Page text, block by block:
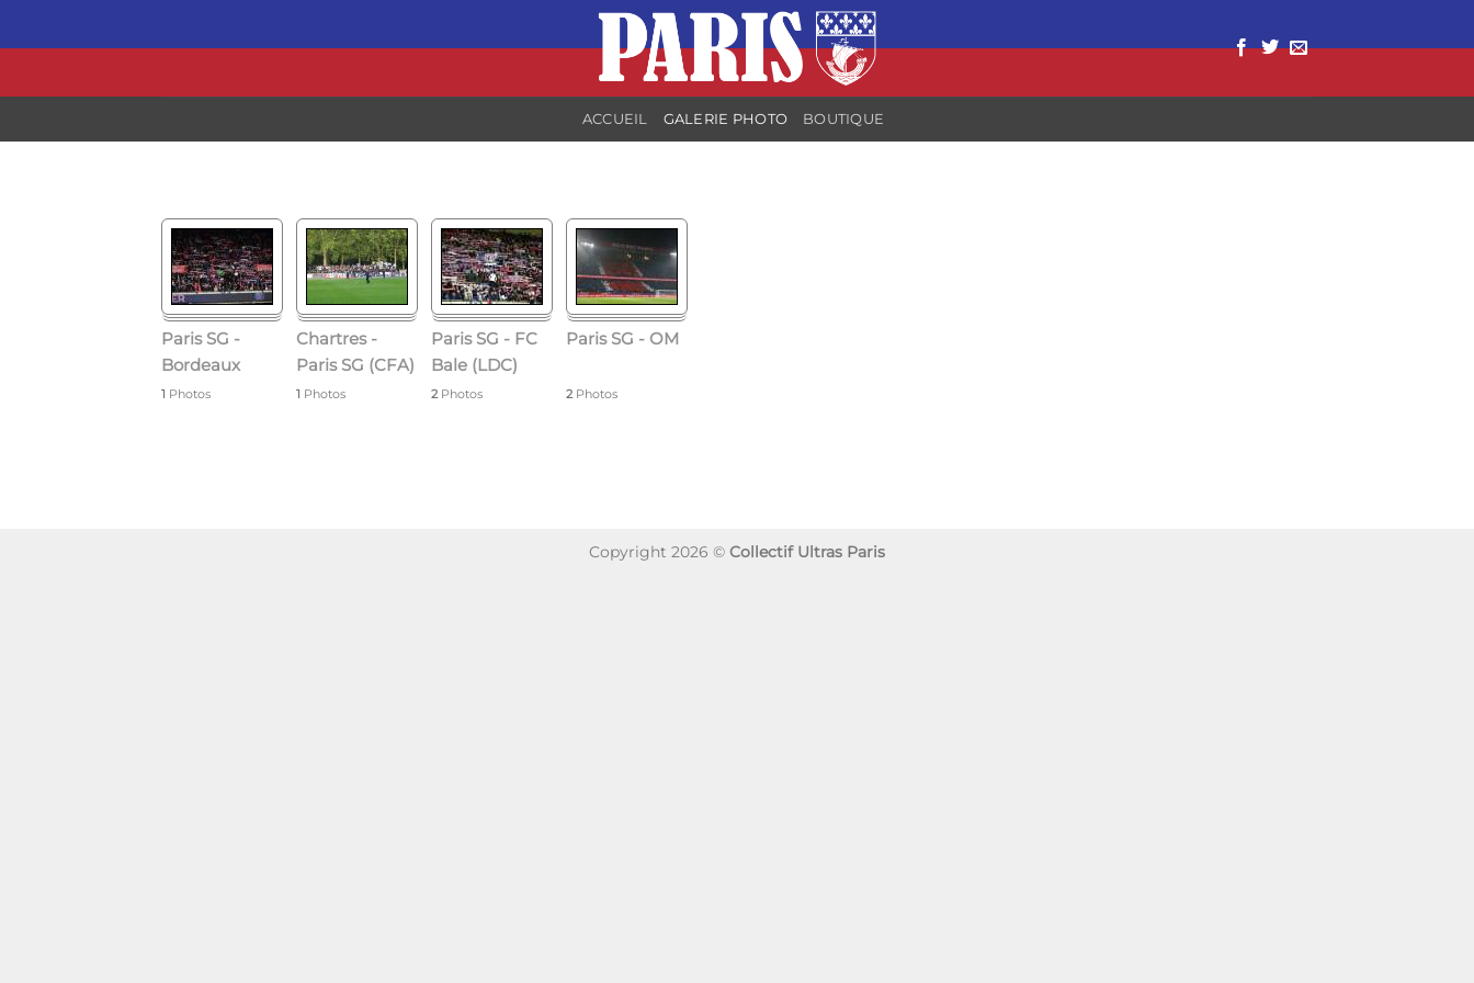
ACCUEIL GALERIE PHOTO BOUTIQUE
Paris SG -
Bordeaux
1 Photos
Chartres -
Paris SG (CFA)
1 Photos
Paris SG - FC
Bale (LDC)
2Photos
Paris SG - OM
2Photos
Copyright 2026 © Collectif Ultras Paris